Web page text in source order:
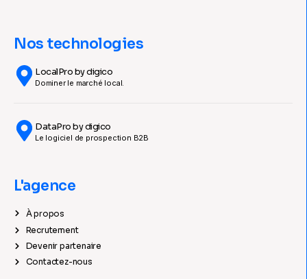
Nos technologies
LocalPro by digico
Dominer le marché local.
DataPro by digico
Le logiciel de prospection B2B
L'agence
À propos
Recrutement
Devenir partenaire
Contactez-nous